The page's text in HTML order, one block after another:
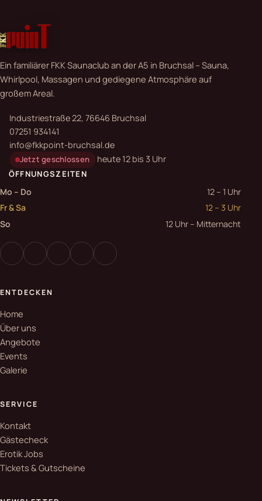
Ein familiärer FKK Saunaclub an der A5 in Bruchsal – Sauna,
Whirlpool, Massagen und gediegene Atmosphäre auf
großem Areal.
Industriestraße 22, 76646 Bruchsal
07251 934141
info@fkkpoint-bruchsal.de
Jetzt geschlossen heute 12 bis 3 Uhr
ÖFFNUNGSZEITEN
Mo – Do
12 – 1 Uhr
Fr & Sa
12 – 3 Uhr
So
12 Uhr – Mitternacht
ENTDECKEN
Home
Über uns
Angebote
Events
Galerie
SERVICE
Kontakt
Gästecheck
Erotik Jobs
Tickets & Gutscheine